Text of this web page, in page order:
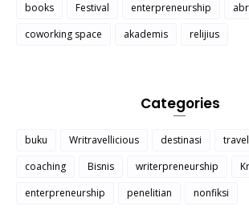
books
Festival enterpreneurship
coworking space
akademis relijius
Categories
buku Writravellicious destinasi
coaching
Bisnis writerpreneurship
enterpreneurship
penelitian nonfiksi